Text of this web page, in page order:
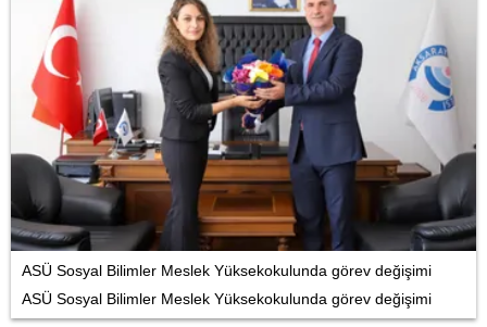
ASÜ Sosyal Bilimler Meslek Yüksekokulunda görev değişimi
ASÜ Sosyal Bilimler Meslek Yüksekokulunda görev değişimi